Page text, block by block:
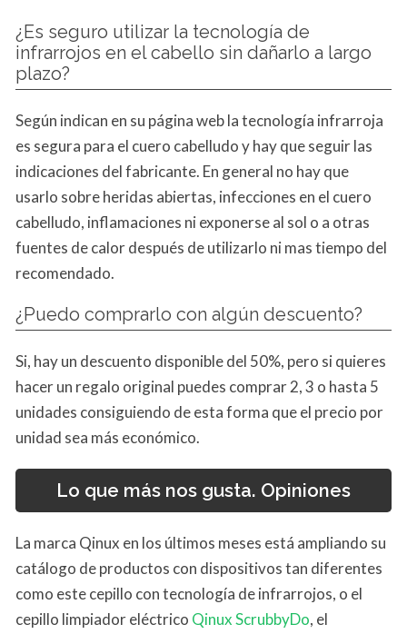
¿Es seguro utilizar la tecnología de
infrarrojos en el cabello sin dañarlo a largo
plazo?
Según indican en su página web la tecnología infrarroja
es segura para el cuero cabelludo y hay que seguir las
indicaciones del fabricante. En general no hay que
usarlo sobre heridas abiertas, infecciones en el cuero
cabelludo, inflamaciones ni exponerse al sol o a otras
fuentes de calor después de utilizarlo ni mas tiempo del
recomendado.
¿Puedo comprarlo con algún descuento?
Si, hay un descuento disponible del 50%, pero si quieres
hacer un regalo original puedes comprar 2, 3 o hasta 5
unidades consiguiendo de esta forma que el precio por
unidad sea más económico.
Lo que más nos gusta. Opiniones
La marca Qinux en los últimos meses está ampliando su
catálogo de productos con dispositivos tan diferentes
como este cepillo con tecnología de infrarrojos, o el
cepillo limpiador eléctrico Qinux ScrubbyDo, el